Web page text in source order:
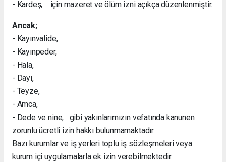
- Kardeş, için mazeret ve ölüm izni açıkça düzenlenmiştir.
Ancak;
- Kayınvalide,
- Kayınpeder,
- Hala,
- Dayı,
- Teyze,
- Amca,
- Dede ve nine, gibi yakınlarımızın vefatında kanunen
zorunlu ücretli izin hakkı bulunmamaktadır.
Bazı kurumlar ve iş yerleri toplu iş sözleşmeleri veya
kurum içi uygulamalarla ek izin verebilmektedir.